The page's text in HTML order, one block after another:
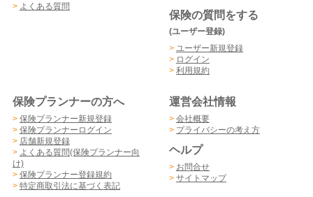
> よくある質問
保険の質問をする
(ユーザー登録)
> ユーザー新規登録
> ログイン
> 利用規約
保険プランナーの方へ
> 保険プランナー新規登録
> 保険プランナーログイン
> 店舗新規登録
> よくある質問(保険プランナー向
け)
> 保険プランナー登録規約
> 特定商取引法に基づく表記
運営会社情報
> 会社概要
> プライバシーの考え方
ヘルプ
> お問合せ
> サイトマップ